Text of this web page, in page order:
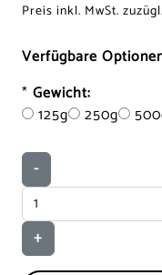
Preis inkl. MwSt.
Verfügbare
* Gewicht:
125g
250g
-
+